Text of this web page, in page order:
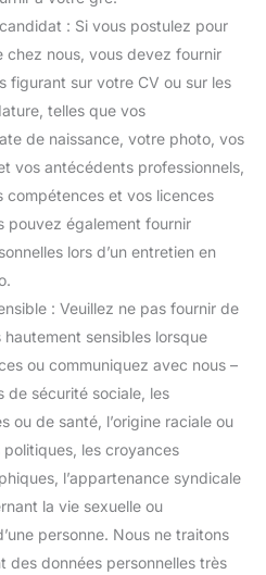
: Si vous postulez pour
chez nous, vous devez fournir
figurant sur votre CV ou sur les
telles que vos
de naissance, votre photo, vos
vos antécédents professionnels,
compétences et vos licences
pouvez également fournir
lors d’un entretien en
: Veuillez ne pas fournir de
sensibles lorsque
ou communiquez avec nous –
de sécurité sociale, les
ou de santé, l’origine raciale ou
les croyances
l’appartenance syndicale
la vie sexuelle ou
personne. Nous ne traitons
des données personnelles très